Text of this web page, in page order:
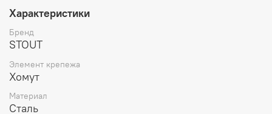
характеристики, информация о комплекте поставки,
габаритах, внешнем виде и цвете, стране производства
и основываются на последних доступных сведениях от
право в любой момент без обязательного извещения
вносить изменения в дизайн и технические
свойств товара.
Характеристики
Бренд
STOUT
Элемент крепежа
Хомут
Материал
Сталь